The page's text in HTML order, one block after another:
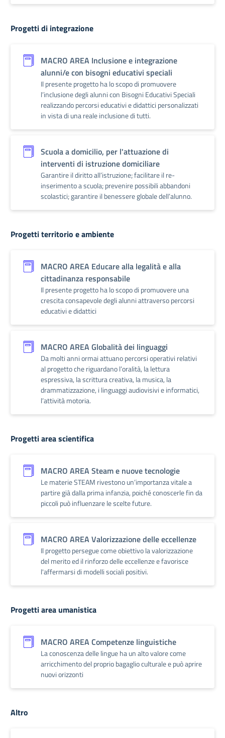
Progetti di integrazione
MACRO AREA Inclusione e integrazione
alunni/e con bisogni educativi speciali
Il presente progetto ha lo scopo di promuovere
l’inclusione degli alunni con Bisogni Educativi Speciali
realizzando percorsi educativi e didattici personalizzati
in vista di una reale inclusione di tutti.
Scuola a domicilio, per l'attuazione di
interventi di istruzione domiciliare
Garantire il diritto all’istruzione; facilitare il re-
inserimento a scuola; prevenire possibili abbandoni
scolastici; garantire il benessere globale dell’alunno.
Progetti territorio e ambiente
MACRO AREA Educare alla legalità e alla
cittadinanza responsabile
Il presente progetto ha lo scopo di promuovere una
crescita consapevole degli alunni attraverso percorsi
educativi e didattici
MACRO AREA Globalità dei linguaggi
Da molti anni ormai attuano percorsi operativi relativi
al progetto che riguardano l’oralità, la lettura
espressiva, la scrittura creativa, la musica, la
drammatizzazione, i linguaggi audiovisivi e informatici,
l’attività motoria.
Progetti area scientifica
MACRO AREA Steam e nuove tecnologie
Le materie STEAM rivestono un’importanza vitale a
partire già dalla prima infanzia, poiché conoscerle fin da
piccoli può influenzare le scelte future.
MACRO AREA Valorizzazione delle eccellenze
Il progetto persegue come obiettivo la valorizzazione
del merito ed il rinforzo delle eccellenze e favorisce
l'affermarsi di modelli sociali positivi.
Progetti area umanistica
MACRO AREA Competenze linguistiche
La conoscenza delle lingue ha un alto valore come
arricchimento del proprio bagaglio culturale e può aprire
nuovi orizzonti
Altro